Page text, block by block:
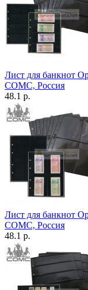
Лист для банкнот
СОМС, Россия
48.1 р.
Лист для банкнот
СОМС, Россия
48.1 р.